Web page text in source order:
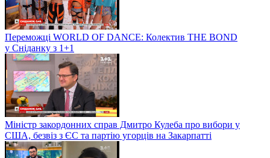
Переможці WORLD OF DANCE: Колектив THE BOND
у Сніданку з 1+1
Міністр закордонних справ Дмитро Кулеба про вибори у
США, безвіз з ЄС та партію угорців на Закарпатті